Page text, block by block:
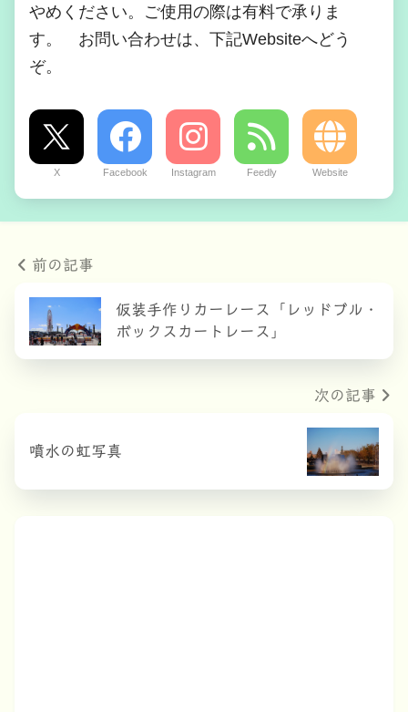
やめください。ご使用の際は有料で承りま
す。 お問い合わせは、下記Websiteへどう
ぞ。
X Facebook Instagram Feedly Website
前の記事
仮装手作りカーレース「レッドブル・
ボックスカートレース」
次の記事
噴水の虹写真